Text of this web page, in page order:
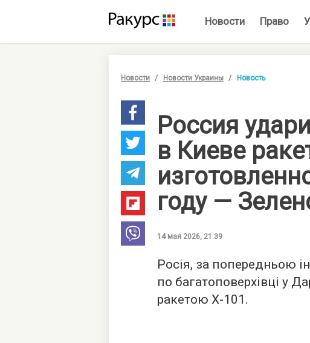
Новости Право
Новости Новости Украины Новость
Россия
в Киеве
году —
14 мая 2026, 21:39
Росія, за попередньою
по багатоповерхівці у
ракетою X-101.